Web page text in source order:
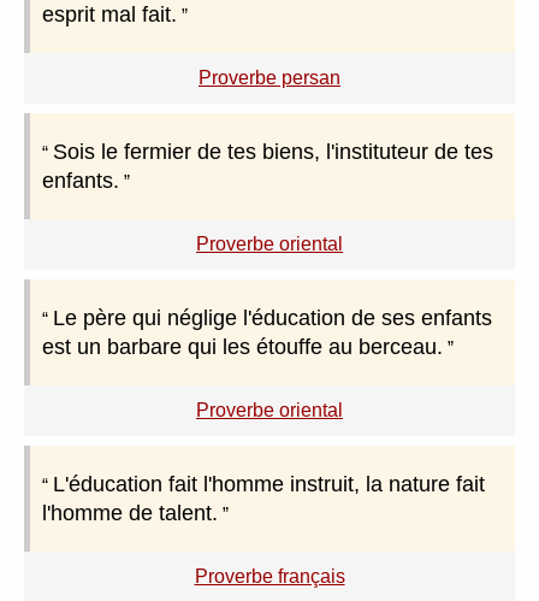
esprit mal fait.
Proverbe persan
Sois le fermier de tes biens, l'instituteur de tes
enfants.
Proverbe oriental
Le père qui néglige l'éducation de ses enfants
est un barbare qui les étouffe au berceau.
Proverbe oriental
L'éducation fait l'homme instruit, la nature fait
l'homme de talent.
Proverbe français